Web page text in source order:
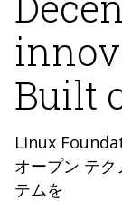
Built
Linux
オープン テ
テムを